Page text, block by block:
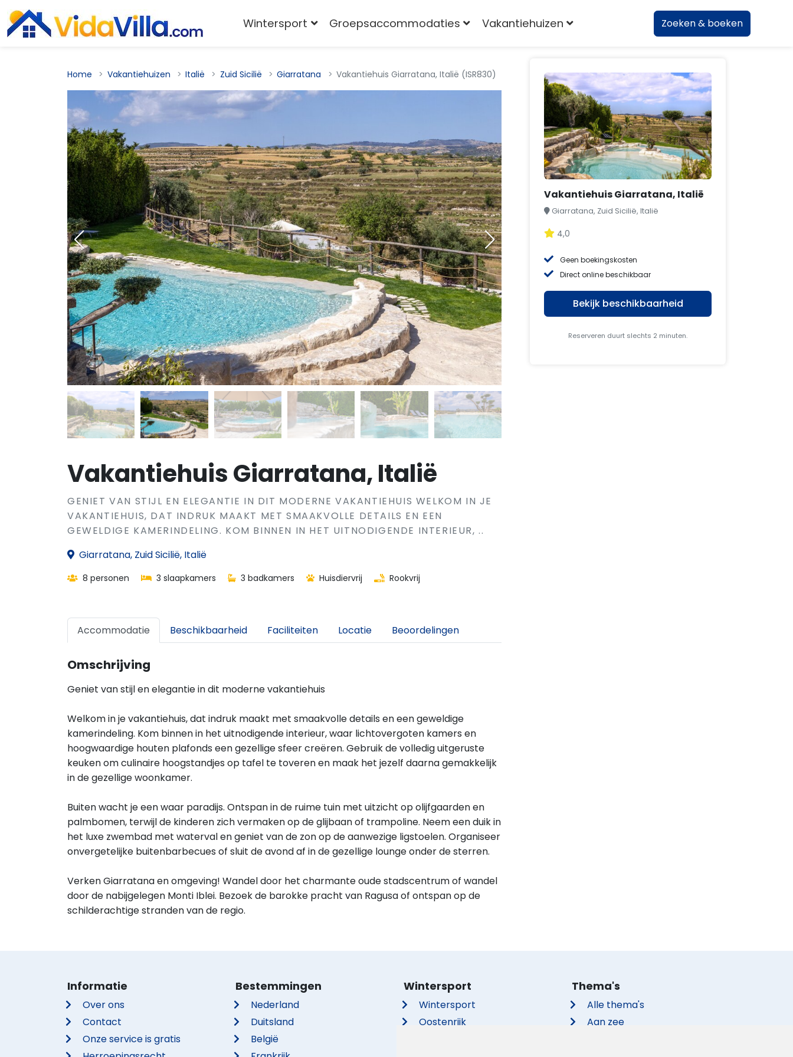
Home Vakantiehuizen Italië Zuid Sicilië Giarratana Vakantiehuis Giarratana, Italië (ISR830)
Vakantiehuis Giarratana, Italië
GENIET VAN STIJL EN ELEGANTIE IN DIT MODERNE VAKANTIEHUIS WELKOM IN JE
VAKANTIEHUIS, DAT INDRUK MAAKT MET SMAAKVOLLE DETAILS EN EEN
GEWELDIGE KAMERINDELING. KOM BINNEN IN HET UITNODIGENDE INTERIEUR, ..
Giarratana, Zuid Sicilië, Italië
8 personen 3 slaapkamers 3 badkamers Huisdiervrij Rookvrij
Accommodatie Beschikbaarheid Faciliteiten Locatie Beoordelingen
Omschrijving
Geniet van stijl en elegantie in dit moderne vakantiehuis
Welkom in je vakantiehuis, dat indruk maakt met smaakvolle details en een geweldige
kamerindeling. Kom binnen in het uitnodigende interieur, waar lichtovergoten kamers en
hoogwaardige houten plafonds een gezellige sfeer creëren. Gebruik de volledig uitgeruste
keuken om culinaire hoogstandjes op tafel te toveren en maak het jezelf daarna gemakkelijk
in de gezellige woonkamer.
Buiten wacht je een waar paradijs. Ontspan in de ruime tuin met uitzicht op olijfgaarden en
palmbomen, terwijl de kinderen zich vermaken op de glijbaan of trampoline. Neem een duik in
het luxe zwembad met waterval en geniet van de zon op de aanwezige ligstoelen. Organiseer
onvergetelijke buitenbarbecues of sluit de avond af in de gezellige lounge onder de sterren.
Verken Giarratana en omgeving! Wandel door het charmante oude stadscentrum of wandel
door de nabijgelegen Monti Iblei. Bezoek de barokke pracht van Ragusa of ontspan op de
schilderachtige stranden van de regio.
Vakantiehuis Giarratana, Italië
Giarratana, Zuid Sicilië, Italië
4,0
Geen boekingskosten
Direct online beschikbaar
Bekijk beschikbaarheid
Reserveren duurt slechts 2 minuten.
Informatie
Over ons
Contact
Onze service is gratis
Bestemmingen
Nederland
Duitsland
België
Wintersport
Wintersport
Oostenrijk
Thema's
Alle thema's
Aan zee
Wintersport Groepsaccommodaties Vakantiehuizen Zoeken & boeken